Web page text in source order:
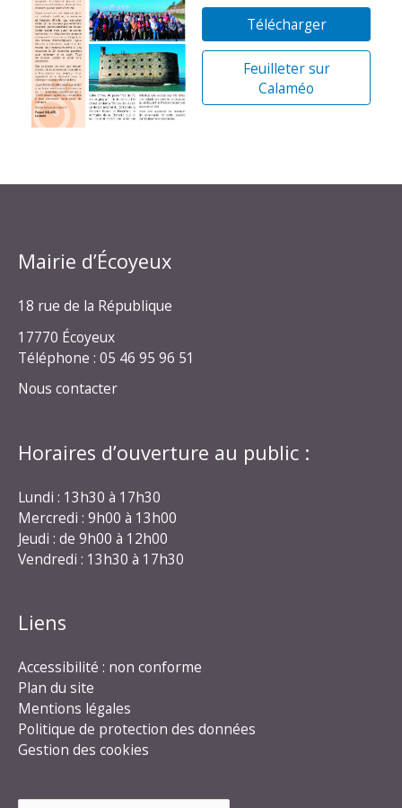
Télécharger
Feuilleter sur
Calaméo
Mairie d’Écoyeux
18 rue de la République
17770 Écoyeux
Téléphone : 05 46 95 96 51
Nous contacter
Horaires d’ouverture au public :
Lundi : 13h30 à 17h30
Mercredi : 9h00 à 13h00
Jeudi : de 9h00 à 12h00
Vendredi : 13h30 à 17h30
Liens
Accessibilité : non conforme
Plan du site
Mentions légales
Politique de protection des données
Gestion des cookies